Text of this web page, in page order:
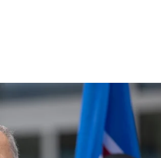
Czarzasty
українця Артема, який
проти хлопця і запросив